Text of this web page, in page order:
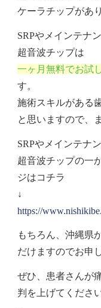
ケーラチップがあ
SRPやメインテナ
超音波チップは
一ヶ月無料でお試
す。
施術スキルがある
と思いますので、
SRPやメインテナ
超音波チップの一
ジはコチラ
↓
https://
もちろん、沖縄県
だけますのでお申
ぜひ、患者さんが
判を上げてください